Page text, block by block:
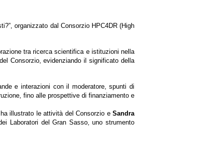
organizzato dal Consorzio HPC4DR (High
tra ricerca scientifica e istituzioni nella
Consorzio, evidenziando il significato della
e interazioni con il moderatore, spunti di
fino alle prospettive di finanziamento e
ha illustrato le attività del Consorzio eSandra
Laboratori del Gran Sasso, uno strumento